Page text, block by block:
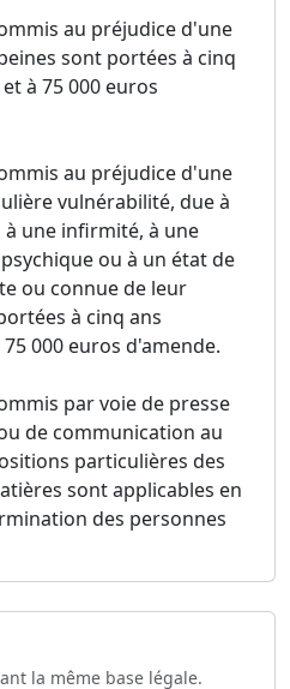
au préjudice d'une
sont portées à cinq
à 75 000 euros
au préjudice d'une
vulnérabilité, due à
à une infirmité, à une
ou à un état de
ou connue de leur
à cinq ans
000 euros d'amende.
par voie de presse
de communication au
particulières des
sont applicables en
des personnes
la même base légale.